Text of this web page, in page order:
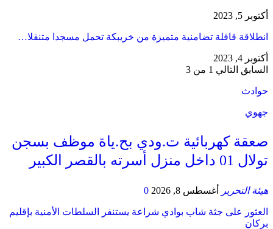
أكتوبر 5, 2023
انطلاقة قافلة تضامنية متميزة من خريبكة تحمل مسجدا متنقلا…
أكتوبر 4, 2023
السابق التالي 1 من 3
حوادث
جهوي
صعقة كهربائية ت.ودي بح.ياة موظف بسجن
تولال 01 داخل منزل أسرته بالقصر الكبير
هيئة التحرير أغسطس 8, 2026 0
العثور على جثة شاب بوادي شراعة يستنفر السلطات الأمنية بإقليم
بركان